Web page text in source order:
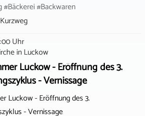
#Bäckerei #Backwaren
Uhr
inLuckow
Luckow - Eröffnung des 3.
- Vernissage
Luckow - Eröffnung des 3.
- Vernissage